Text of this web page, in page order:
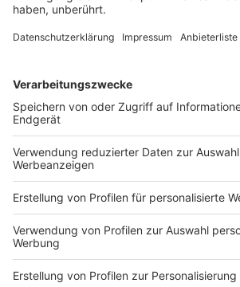
Patienten werden. Prävention und
stärker gefördert werden.
Anzeige
Größere Änderungen wären
Bundes
Anzeige
Details könnten bereits in NRW
Für zentrale Elemente des Konzepts
beispielsweise die verbindliche